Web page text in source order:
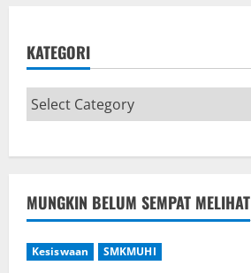
KATEGORI
MUNGKIN BELUM SEMPAT MELIHAT
Kesiswaan SMKMUHI